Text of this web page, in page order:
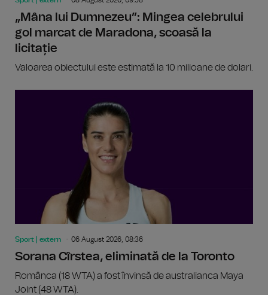
„Mâna lui Dumnezeu”: Mingea celebrului
gol marcat de Maradona, scoasă la
licitație
Valoarea obiectului este estimată la 10 milioane de dolari.
Sport | extern 06 August 2026, 08:36
Sorana Cîrstea, eliminată de la Toronto
Românca (18 WTA) a fost învinsă de australianca Maya
Joint (48 WTA).